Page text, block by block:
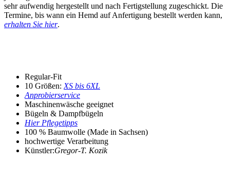
sehr aufwendig hergestellt und nach Fertigstellung zugeschickt. Die
Termine, bis wann ein Hemd auf Anfertigung bestellt werden kann,
erhalten Sie hier.
Regular-Fit
10 Größen: XS bis 6XL
Anprobierservice
Maschinenwäsche geeignet
Bügeln & Dampfbügeln
Hier Pflegetipps
100 % Baumwolle (Made in Sachsen)
hochwertige Verarbeitung
Künstler:Gregor-T. Kozik